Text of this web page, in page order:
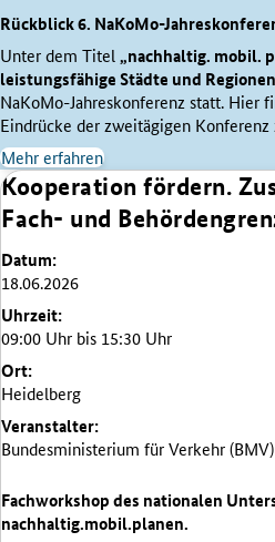
Rückblick 6. NaKoMo-
Unter dem Titel „nachhaltig. mobil.
leistungsfähige Städte und
NaKoMo-Jahreskonferenz statt. Hier
Eindrücke der zweitägigen
Mehr erfahren
Yves
Sucksdorff
Kooperation fördern.
Fach- und
Datum:
18.06.2026
Uhrzeit:
09:00 Uhr bis 15:30 Uhr
Ort:
Heidelberg
Veranstalter:
Bundesministerium für Verkehr (BMV)
Fachworkshop des nationalen
nachhaltig.mobil.planen.